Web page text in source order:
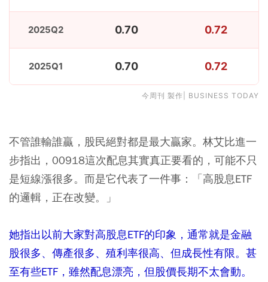
2025Q2 0.70 0.72
2025Q1 0.70 0.72
今周刊 製作| BUSINESS TODAY
不管誰輸誰贏，股民絕對都是最大贏家。林艾比進一
步指出，00918這次配息其實真正要看的，可能不只
是短線漲很多。而是它代表了一件事：「高股息ETF
的邏輯，正在改變。」
她指出以前大家對高股息ETF的印象，通常就是金融
股很多、傳產很多、殖利率很高、但成長性有限。甚
至有些ETF，雖然配息漂亮，但股價長期不太會動。